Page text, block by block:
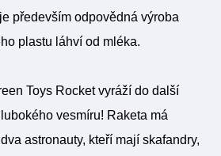
především odpovědná výroba
plastu láhví od mléka.
Toys Rocket vyráží do další
vesmíru! Raketa má
astronauty, kteří mají skafandry,